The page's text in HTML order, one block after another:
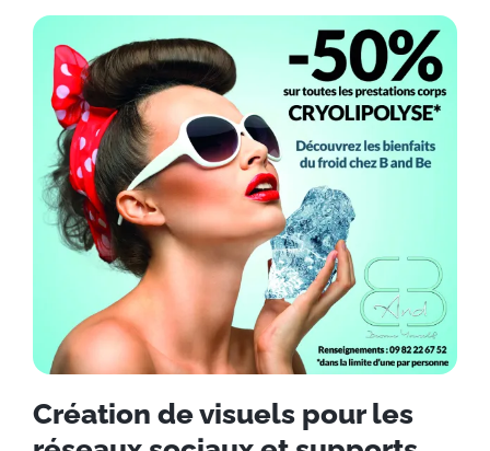
Création de visuels pour les